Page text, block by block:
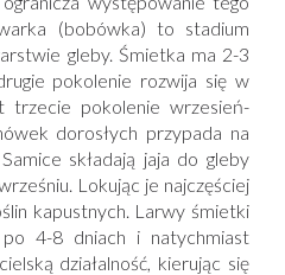
(bobówka) to stadium
gleby. Śmietka ma 2-3
pokolenie rozwija się w
trzecie pokolenie wrzesień-
dorosłych przypada na
składają jaja do gleby
Lokując je najczęściej
kapustnych. Larwy śmietki
po 4-8 dniach i natychmiast
działalność, kierując się